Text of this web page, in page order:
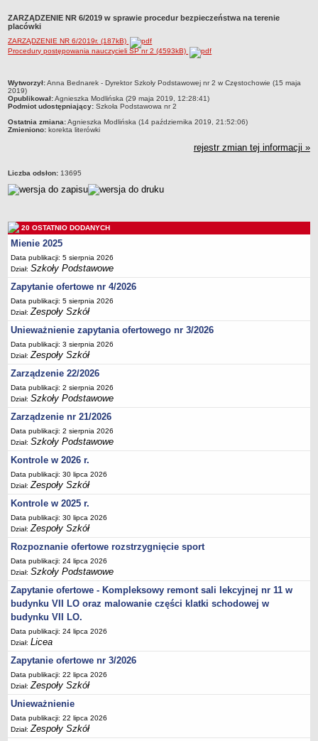
Zlikwidowane gimnazja
Przekształcone szkoły i placówki
Specjalny Ośrodek nr 1
Specjalny Ośrodek nr 5
BURSA MIEJSKA
Godziny dyżurów
Zarządzenia
Kontrole
Rejestry, ewidencje, archiwa
Sprawozdania
Deklaracja dostępności
PORADNIE PSYCHOLOGICZNO-PEDAGOGICZNE
Zespół Poradni
BIURO FINANSÓW OŚWIATY
Dane podstawowe
Statut
Majątek
Godziny dyżurów
Ogłoszenia
Zarządzenia
Rejestry, ewidencje, archiwa
Kontrole
PONOWNE WYKORZYSTYWANIE
Sprawozdania
Deklaracja dostępności
DEKLARACJA DOSTĘPNOŚCI
OŚWIADCZENIA MAJĄTKOWE
PONOWNE WYKORZYSTYWANIE
UDOSTĘPNIANIE INFORMACJI PUBLICZNEJ
OCHRONA DANYCH OSOBOWYCH
ZARZĄDZENIE NR 6/2019 w sprawie procedur bezpieczeństwa na terenie
placówki
ZARZĄDZENIE NR 6/2019r. (187kB)
Procedury postępowania nauczycieli SP nr 2 (4593kB)
metryczka
Wytworzył:Anna Bednarek - Dyrektor Szkoły Podstawowej nr 2 w Częstochowie (15 maja
2019)
Opublikował:Agnieszka Modlińska (29 maja 2019, 12:28:41)
Podmiot udostępniający: Szkoła Podstawowa nr 2
Ostatnia zmiana:Agnieszka Modlińska (14 października 2019, 21:52:06)
Zmieniono: korekta literówki
rejestr zmian tej informacji »
Liczba odsłon: 13695
20 OSTATNIO DODANYCH
Mienie 2025
Data publikacji: 5 sierpnia 2026
Dział:Szkoły Podstawowe
Zapytanie ofertowe nr 4/2026
Data publikacji: 5 sierpnia 2026
Dział:Zespoły Szkół
Unieważnienie zapytania ofertowego nr 3/2026
Data publikacji: 3 sierpnia 2026
Dział:Zespoły Szkół
Zarządzenie 22/2026
Data publikacji: 2 sierpnia 2026
Dział:Szkoły Podstawowe
Zarządzenie nr 21/2026
Data publikacji: 2 sierpnia 2026
Dział:Szkoły Podstawowe
Kontrole w 2026 r.
Data publikacji: 30 lipca 2026
Dział:Zespoły Szkół
Kontrole w 2025 r.
Data publikacji: 30 lipca 2026
Dział:Zespoły Szkół
Rozpoznanie ofertowe rozstrzygnięcie sport
Data publikacji: 24 lipca 2026
Dział:Szkoły Podstawowe
Zapytanie ofertowe - Kompleksowy remont sali lekcyjnej nr 11 w
budynku VII LO oraz malowanie części klatki schodowej w
budynku VII LO.
Data publikacji: 24 lipca 2026
Dział:Licea
Zapytanie ofertowe nr 3/2026
Data publikacji: 22 lipca 2026
Dział:Zespoły Szkół
Unieważnienie
Data publikacji: 22 lipca 2026
Dział:Zespoły Szkół